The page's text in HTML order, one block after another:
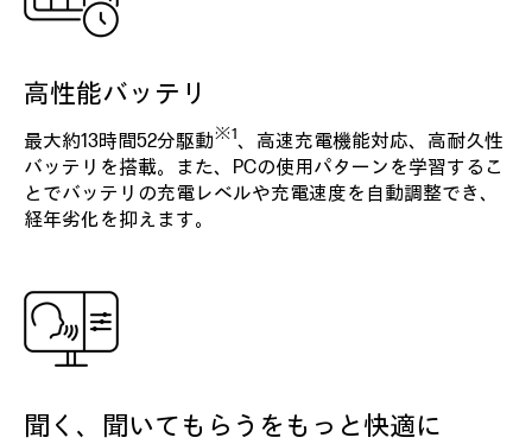
高性能バッテリ
最大約13時間52分駆動※1、高速充電機能対応、高耐久性
バッテリを搭載。また、PCの使用パターンを学習するこ
とでバッテリの充電レベルや充電速度を自動調整でき、
経年劣化を抑えます。
聞く、聞いてもらうをもっと快適に